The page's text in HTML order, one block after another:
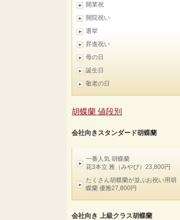
開業祝
開院祝い
選挙
昇進祝い
母の日
誕生日
敬老の日
胡蝶蘭 値段別
会社向きスタンダード胡蝶蘭
一番人気 胡蝶蘭
花3本立 雅（みやび）23,800円
たくさん胡蝶蘭が並ぶお祝い用胡
蝶蘭 優雅27,800円
会社向き 上級クラス胡蝶蘭